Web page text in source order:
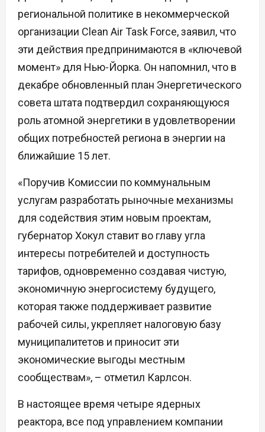
региональной политике в некоммерческой
организации Clean Air Task Force, заявил, что
эти действия предпринимаются в «ключевой
момент» для Нью-Йорка. Он напомнил, что в
декабре обновленный план Энергетического
совета штата подтвердил сохраняющуюся
роль атомной энергетики в удовлетворении
общих потребностей региона в энергии на
ближайшие 15 лет.
«Поручив Комиссии по коммунальным
услугам разработать рыночные механизмы
для содействия этим новым проектам,
губернатор Хокул ставит во главу угла
интересы потребителей и доступность
тарифов, одновременно создавая чистую,
экономичную энергосистему будущего,
которая также поддерживает развитие
рабочей силы, укрепляет налоговую базу
муниципалитетов и приносит эти
экономические выгоды местным
сообществам», – отметил Карлсон.
В настоящее время четыре ядерных
реактора, все под управлением компании